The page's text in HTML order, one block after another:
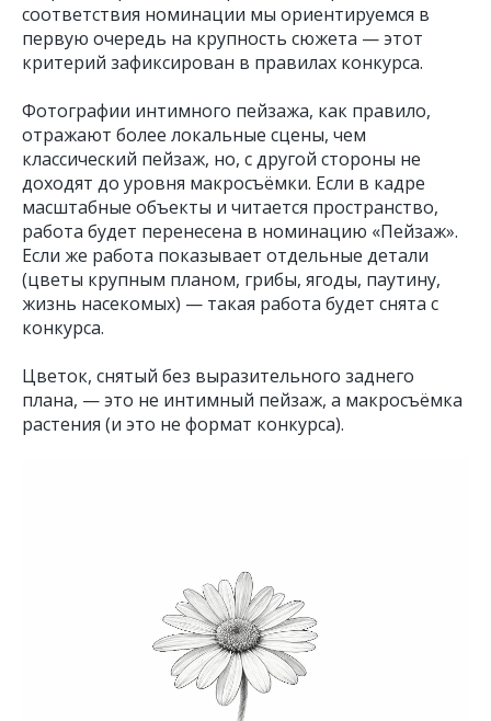
соответствия номинации мы ориентируемся в
первую очередь на крупность сюжета — этот
критерий зафиксирован в правилах конкурса.
Фотографии интимного пейзажа, как правило,
отражают более локальные сцены, чем
классический пейзаж, но, с другой стороны не
доходят до уровня макросъёмки. Если в кадре
масштабные объекты и читается пространство,
работа будет перенесена в номинацию «Пейзаж».
Если же работа показывает отдельные детали
(цветы крупным планом, грибы, ягоды, паутину,
жизнь насекомых) — такая работа будет снята с
конкурса.
Цветок, снятый без выразительного заднего
плана, — это не интимный пейзаж, а макросъёмка
растения (и это не формат конкурса).